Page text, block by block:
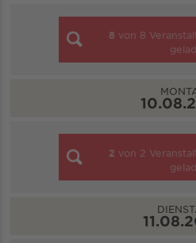
8 von 8
2 von 2